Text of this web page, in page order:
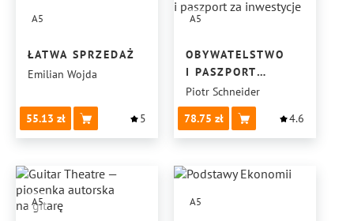
A5
ŁATWA SPRZEDAŻ
Emilian Wojda
55.13 5
A5
OBYWATELSTWO
I PASZPORT
ZA INWESTYCJE
Piotr Schneider
78.75
4.6
A5 A5